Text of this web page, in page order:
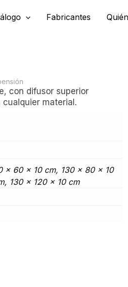
Fabricantes
con difusor superior
material.
x 60 x 10 cm, 130 x 80 x 10
130 x 120 x 10 cm